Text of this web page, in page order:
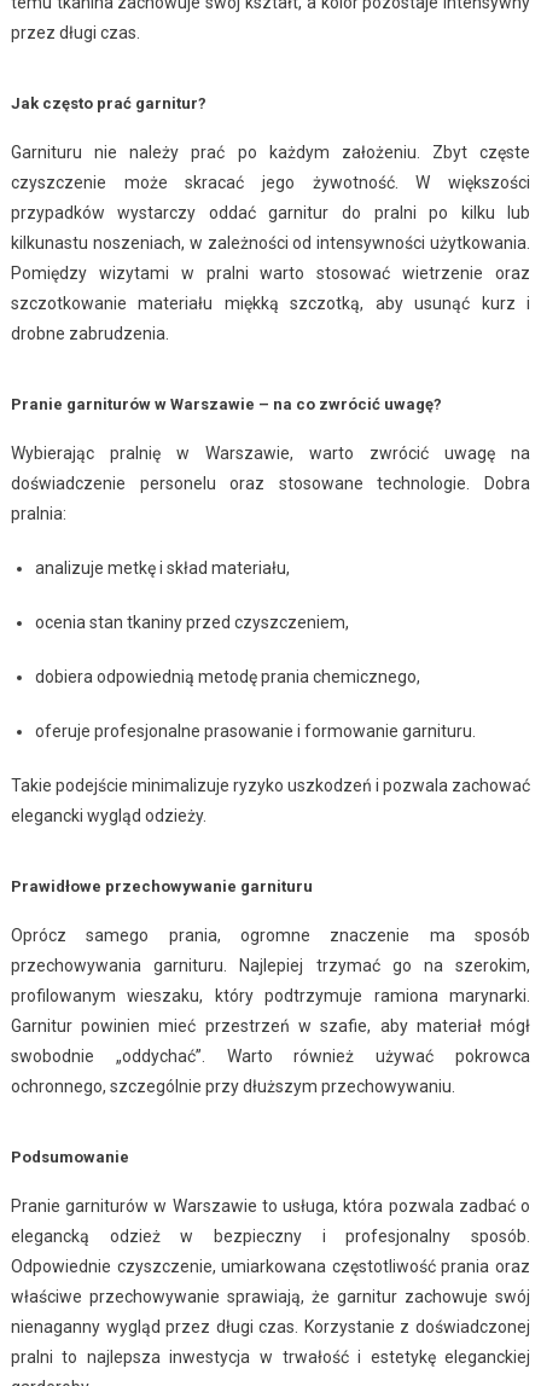
przez długi czas.
Jak często prać garnitur?
Garnituru nie należy prać po każdym założeniu. Zbyt częste
czyszczenie może skracać jego żywotność. W większości
przypadków wystarczy oddać garnitur do pralni po kilku lub
kilkunastu noszeniach, w zależności od intensywności użytkowania.
Pomiędzy wizytami w pralni warto stosować wietrzenie oraz
szczotkowanie materiału miękką szczotką, aby usunąć kurz i
drobne zabrudzenia.
Pranie garniturów w Warszawie – na co zwrócić uwagę?
Wybierając pralnię w Warszawie, warto zwrócić uwagę na
doświadczenie personelu oraz stosowane technologie. Dobra
pralnia:
analizuje metkę i skład materiału,
ocenia stan tkaniny przed czyszczeniem,
dobiera odpowiednią metodę prania chemicznego,
oferuje profesjonalne prasowanie i formowanie garnituru.
Takie podejście minimalizuje ryzyko uszkodzeń i pozwala zachować
elegancki wygląd odzieży.
Prawidłowe przechowywanie garnituru
Oprócz samego prania, ogromne znaczenie ma sposób
przechowywania garnituru. Najlepiej trzymać go na szerokim,
profilowanym wieszaku, który podtrzymuje ramiona marynarki.
Garnitur powinien mieć przestrzeń w szafie, aby materiał mógł
swobodnie „oddychać”. Warto również używać pokrowca
ochronnego, szczególnie przy dłuższym przechowywaniu.
Podsumowanie
Pranie garniturów w Warszawie to usługa, która pozwala zadbać o
elegancką odzież w bezpieczny i profesjonalny sposób.
Odpowiednie czyszczenie, umiarkowana częstotliwość prania oraz
właściwe przechowywanie sprawiają, że garnitur zachowuje swój
nienaganny wygląd przez długi czas. Korzystanie z doświadczonej
pralni to najlepsza inwestycja w trwałość i estetykę eleganckiej